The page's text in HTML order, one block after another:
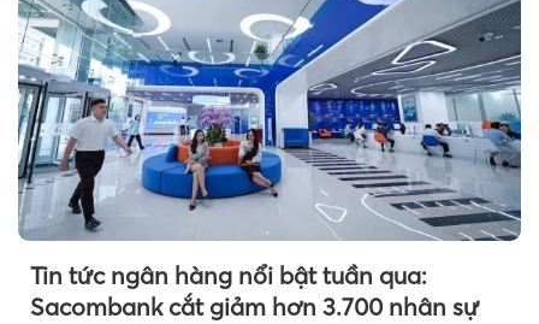
Tin tức ngân hàng nổi bật tuần qua:
Sacombank cắt giảm hơn 3.700 nhân sự